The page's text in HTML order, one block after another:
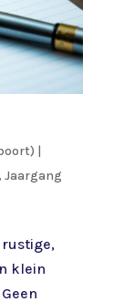
|
Jaargang
rustige,
klein